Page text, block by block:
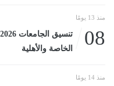
منذ 13 يومًا
08
الخاصة والأهلية
منذ 14 يومًا